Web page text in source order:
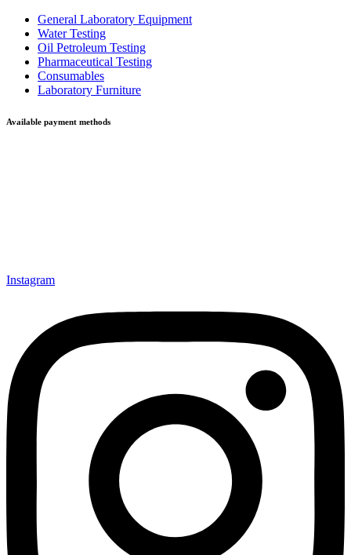
General Laboratory Equipment
Water Testing
Oil Petroleum Testing
Pharmaceutical Testing
Consumables
Laboratory Furniture
Available payment methods
Instagram